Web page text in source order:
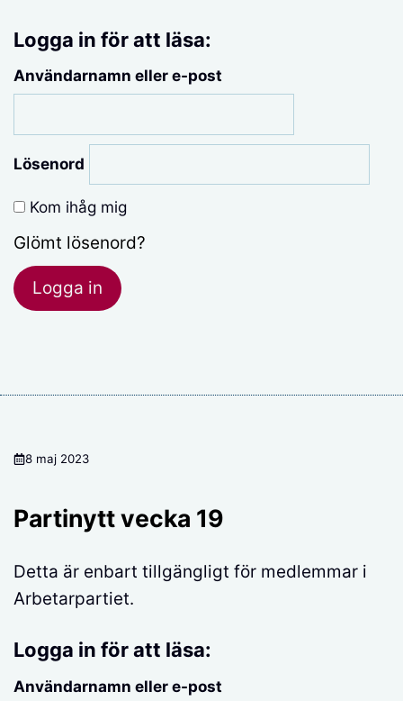
Logga in för att läsa:
Användarnamn eller e-post
Lösenord
Kom ihåg mig
Glömt lösenord?
8 maj 2023
Partinytt vecka 19
Detta är enbart tillgängligt för medlemmar i
Arbetarpartiet.
Logga in för att läsa:
Användarnamn eller e-post